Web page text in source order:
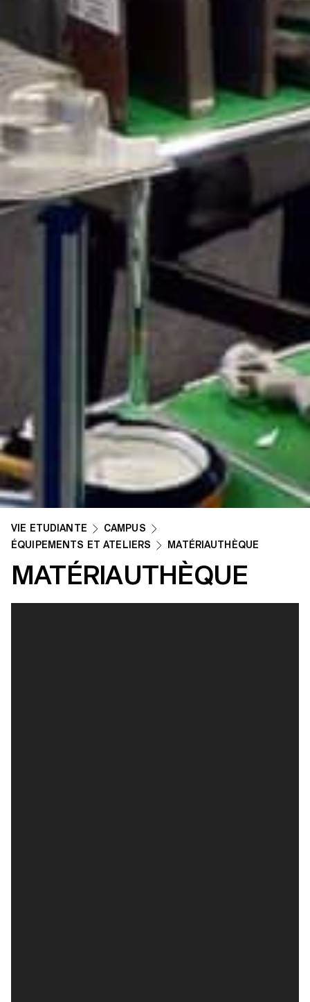
VIE ETUDIANTE
CAMPUS
ÉQUIPEMENTS ET ATELIERS
MATÉRIAUTHÈQUE
MATÉRIAUTHÈQUE